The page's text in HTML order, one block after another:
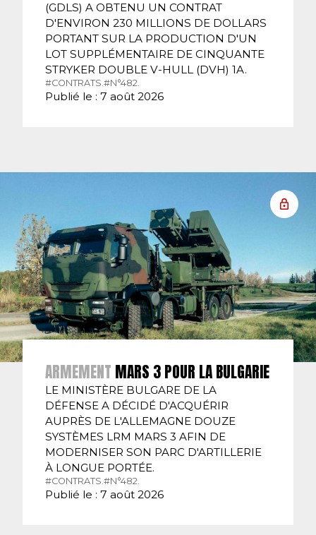
(GDLS) A OBTENU UN CONTRAT
D'ENVIRON 230 MILLIONS DE DOLLARS
PORTANT SUR LA PRODUCTION D'UN
LOT SUPPLÉMENTAIRE DE CINQUANTE
STRYKER DOUBLE V-HULL (DVH) 1A.
#CONTRATS.#N°482.
Publié le : 7 août 2026
ARMEMENT MARS 3 POUR LA BULGARIE
LE MINISTÈRE BULGARE DE LA
DÉFENSE A DÉCIDÉ D'ACQUÉRIR
AUPRÈS DE L'ALLEMAGNE DOUZE
SYSTÈMES LRM MARS 3 AFIN DE
MODERNISER SON PARC D'ARTILLERIE
À LONGUE PORTÉE.
#CONTRATS.#N°482.
Publié le : 7 août 2026